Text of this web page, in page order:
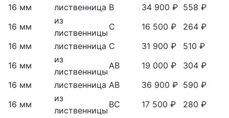
16 мм
лиственница В 34 900 ₽ 558 ₽
16 мм
из
лиственницы
С 16 500 ₽
264 ₽
16 мм
лиственница С 31 900 ₽
510 ₽
16 мм
из
лиственницы
АВ 19 000 ₽
304 ₽
16 мм
лиственница АВ 36 900 ₽ 590 ₽
16 мм
из
лиственницы
ВС 17 500 ₽
280 ₽